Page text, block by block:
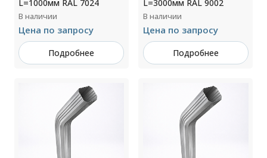
L=1000мм RAL 7024
В наличии
Цена по запросу
Подробнее
L=3000мм RAL 9002
В наличии
Цена по запросу
Подробнее